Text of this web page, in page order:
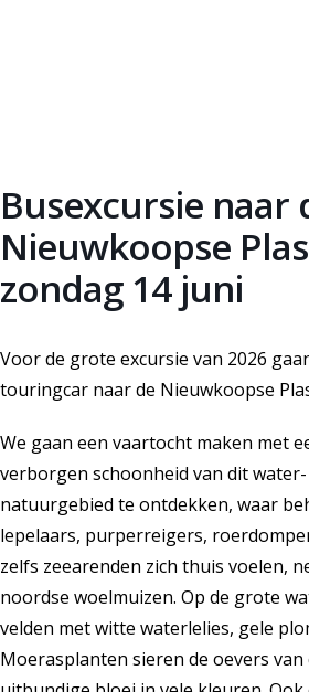
Busexcursie naar
Nieuwkoopse
zondag 14 juni
Voor de grote excursie van 2026
touringcar naar de Nieuwkoopse
We gaan een vaartocht maken met
verborgen schoonheid van dit
natuurgebied te ontdekken, waar
lepelaars, purperreigers,
zelfs zeearenden zich thuis voelen,
noordse woelmuizen. Op de grote
velden met witte waterlelies, gele
Moerasplanten sieren de oevers